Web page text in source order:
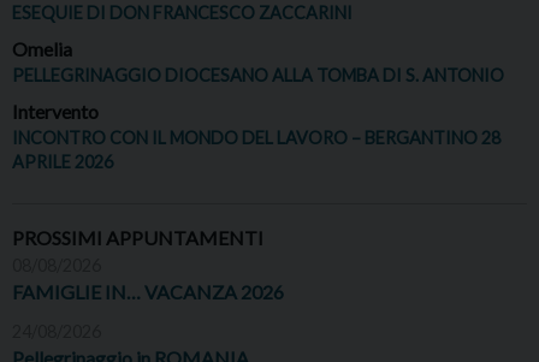
ESEQUIE DI DON FRANCESCO ZACCARINI
Omelia
PELLEGRINAGGIO DIOCESANO ALLA TOMBA DI S. ANTONIO
Intervento
INCONTRO CON IL MONDO DEL LAVORO – BERGANTINO 28
APRILE 2026
PROSSIMI APPUNTAMENTI
FAMIGLIE IN… VACANZA 2026